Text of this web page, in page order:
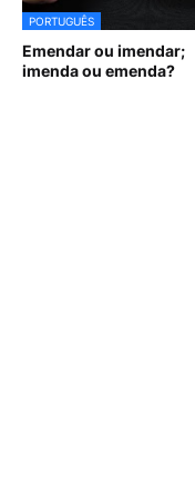
PORTUGUÊS
Emendar ou imendar;
imenda ou emenda?